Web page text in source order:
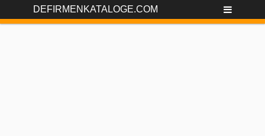
DEFIRMENKATALOGE.COM